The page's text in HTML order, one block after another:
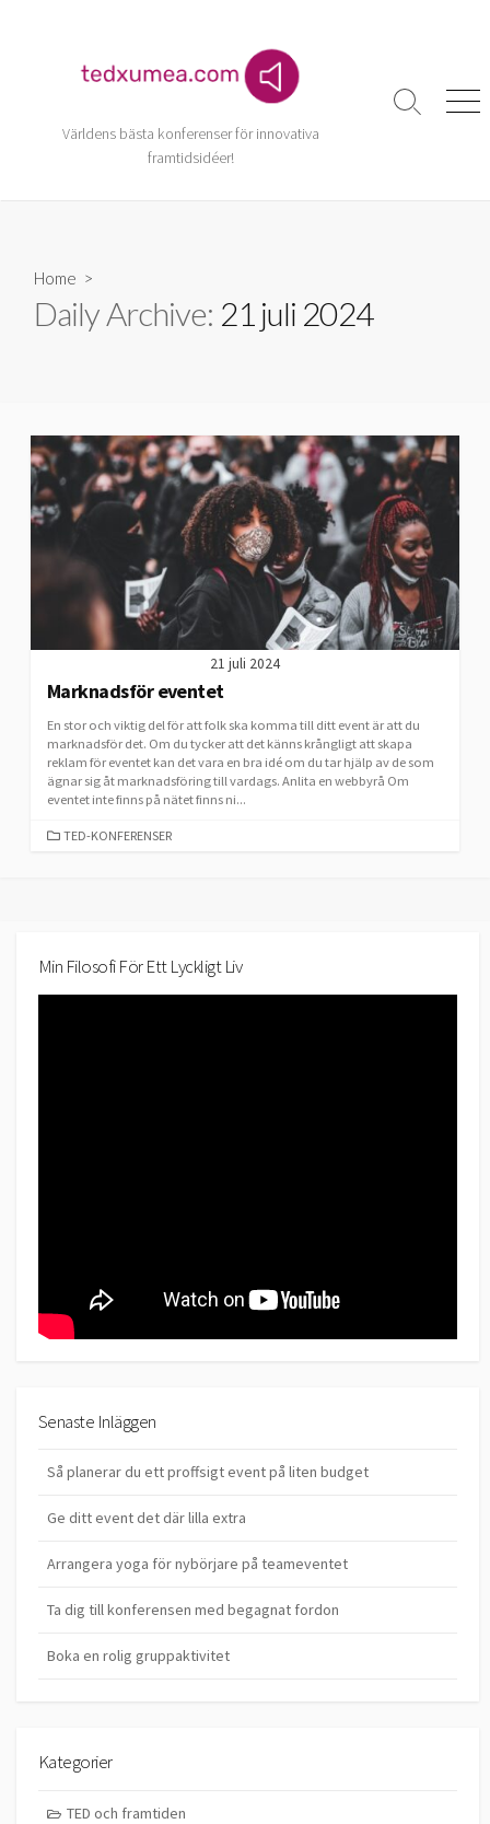
Världens bästa konferenser för innovativa
framtidsidéer!
Search
Home >
Daily Archive: 21 juli 2024
21 juli 2024
Marknadsför eventet
En stor och viktig del för att folk ska komma till ditt event är att du
marknadsför det. Om du tycker att det känns krångligt att skapa
reklam för eventet kan det vara en bra idé om du tar hjälp av de som
ägnar sig åt marknadsföring till vardags. Anlita en webbyrå Om
eventet inte finns på nätet finns ni...
CATEGORIES
TED-KONFERENSER
Min Filosofi För Ett Lyckligt Liv
Senaste Inläggen
Så planerar du ett proffsigt event på liten budget
Ge ditt event det där lilla extra
Arrangera yoga för nybörjare på teameventet
Ta dig till konferensen med begagnat fordon
Boka en rolig gruppaktivitet
Kategorier
TED och framtiden